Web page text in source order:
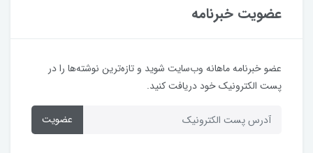
عضویت خبرنامه
عضو خبرنامه ماهانه وب‌سایت شوید و تازه‌ترین نوشته‌ها را در
پست الکترونیک خود دریافت کنید.
عضویت